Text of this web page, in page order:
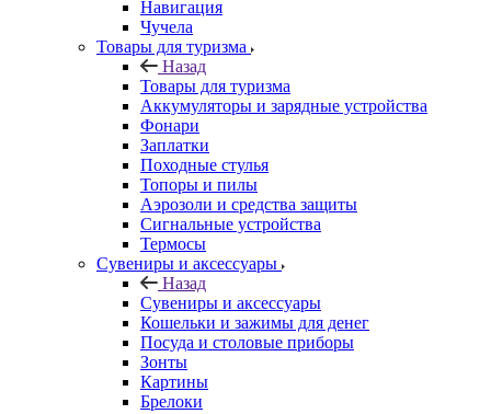
Навигация
Чучела
Товары для туризма
Назад
Товары для туризма
Аккумуляторы и зарядные устройства
Фонари
Заплатки
Походные стулья
Топоры и пилы
Аэрозоли и средства защиты
Сигнальные устройства
Термосы
Сувениры и аксессуары
Назад
Сувениры и аксессуары
Кошельки и зажимы для денег
Посуда и столовые приборы
Зонты
Картины
Брелоки